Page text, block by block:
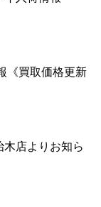
《買取価格更新
木店よりお知ら